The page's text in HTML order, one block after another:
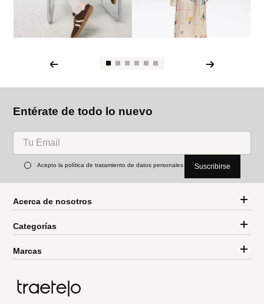
Entérate de todo lo nuevo
Acepto la política de tratamiento de datos personales Suscribirse
Acerca de nosotros
Categorías
Marcas